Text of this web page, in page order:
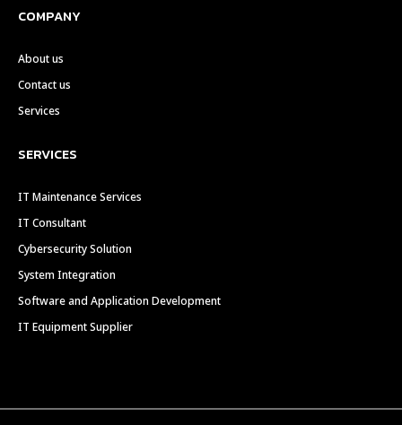
COMPANY
About us
Contact us
Services
SERVICES
IT Maintenance Services
IT Consultant
Cybersecurity Solution
System Integration
Software and Application Development
IT Equipment Supplier